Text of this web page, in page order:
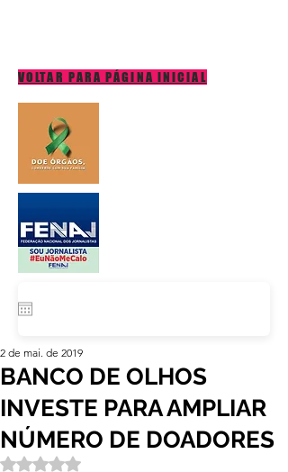
VOLTAR PARA PÁGINA INICIAL
BANCO DE OLHOS
INVESTE PARA AMPLIAR
NÚMERO DE DOADORES
2 de mai. de 2019
Avaliado com NaN de 5 estrelas.